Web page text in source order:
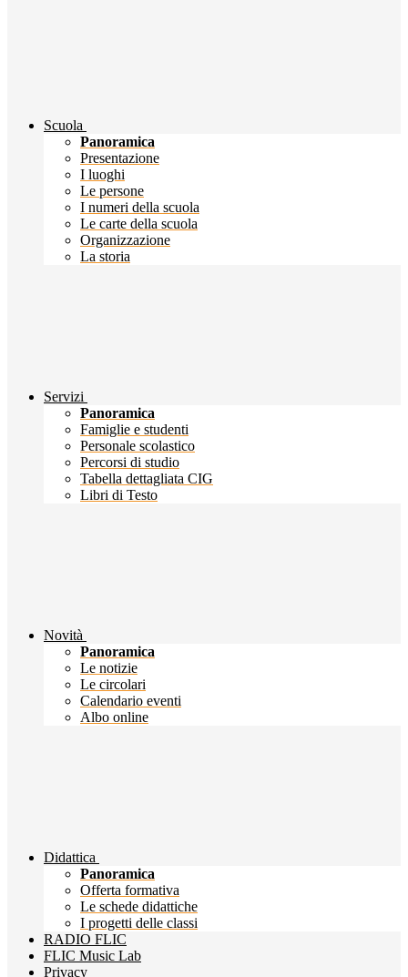
Scuola
Panoramica
Presentazione
I luoghi
Le persone
I numeri della scuola
Le carte della scuola
Organizzazione
La storia
Servizi
Panoramica
Famiglie e studenti
Personale scolastico
Percorsi di studio
Tabella dettagliata CIG
Libri di Testo
Novità
Panoramica
Le notizie
Le circolari
Calendario eventi
Albo online
Didattica
Panoramica
Offerta formativa
Le schede didattiche
I progetti delle classi
RADIO FLIC
FLIC Music Lab
Privacy